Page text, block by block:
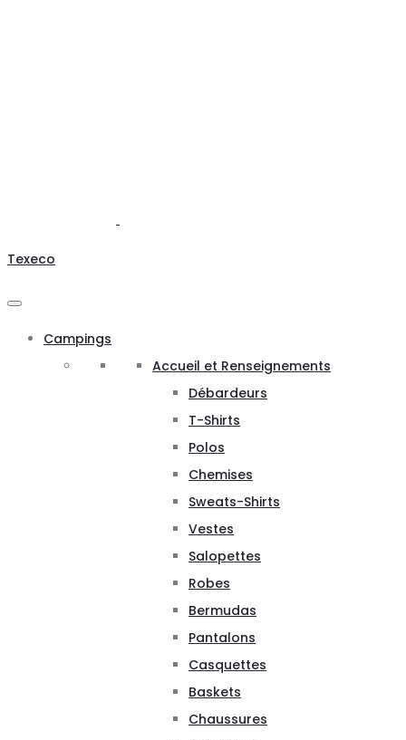
Texeco
Campings
Accueil et Renseignements
Débardeurs
T-Shirts
Polos
Chemises
Sweats-Shirts
Vestes
Salopettes
Robes
Bermudas
Pantalons
Casquettes
Baskets
Chaussures